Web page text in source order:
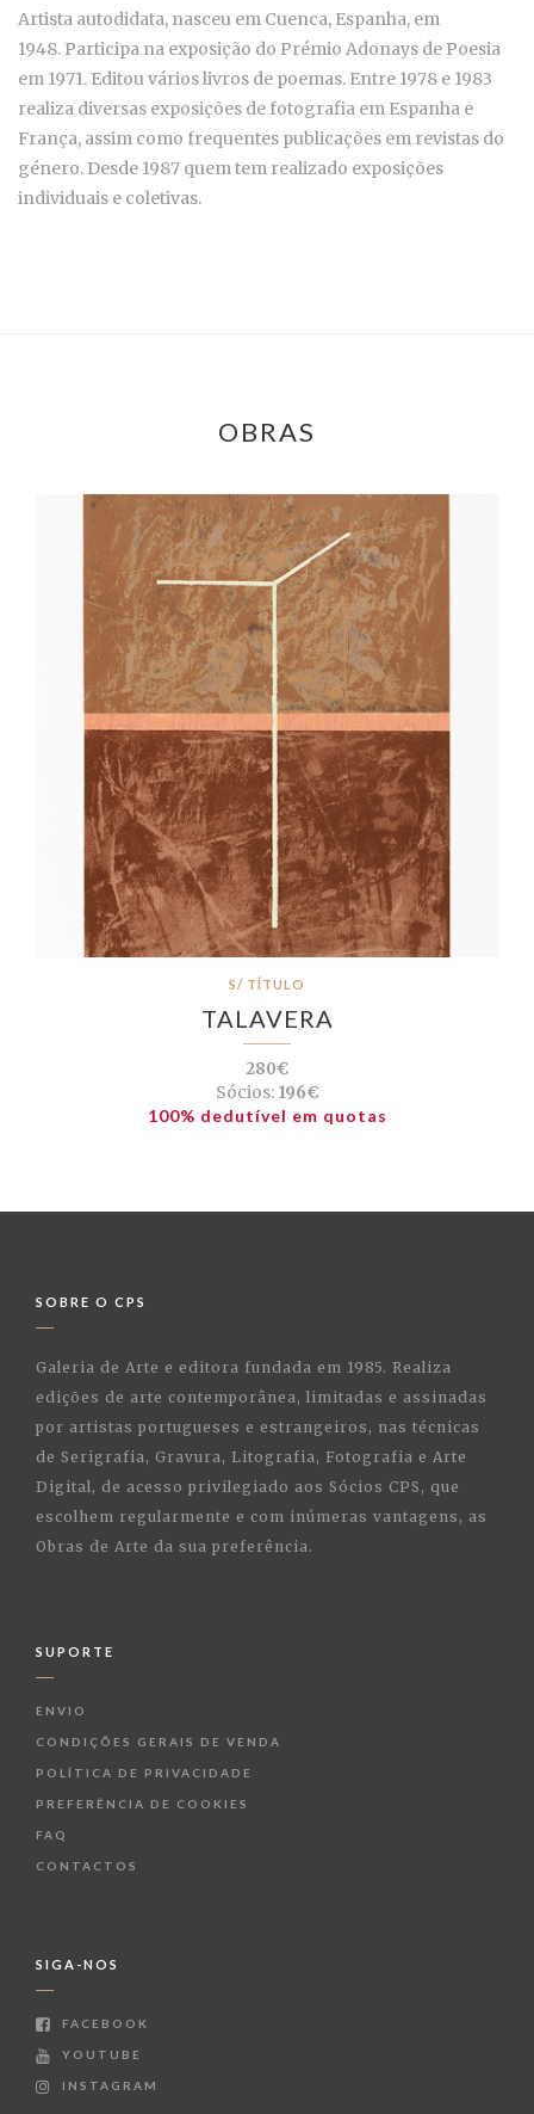
Artista autodidata, nasceu em Cuenca, Espanha, em
1948. Participa na exposição do Prémio Adonays de Poesia
em 1971. Editou vários livros de poemas. Entre 1978 e 1983
realiza diversas exposições de fotografia em Espanha e
França, assim como frequentes publicações em revistas do
género. Desde 1987 quem tem realizado exposições
individuais e coletivas.
OBRAS
S/ TÍTULO
TALAVERA
280€
Sócios:196€
100% dedutível em quotas
SOBRE O CPS
Galeria de Arte e editora fundada em 1985. Realiza
edições de arte contemporânea, limitadas e assinadas
por artistas portugueses e estrangeiros, nas técnicas
de Serigrafia, Gravura, Litografia, Fotografia e Arte
Digital, de acesso privilegiado aos Sócios CPS, que
escolhem regularmente e com inúmeras vantagens, as
Obras de Arte da sua preferência.
SUPORTE
ENVIO
CONDIÇÕES GERAIS DE VENDA
POLÍTICA DE PRIVACIDADE
PREFERÊNCIA DE COOKIES
FAQ
CONTACTOS
SIGA-NOS
FACEBOOK
YOUTUBE
INSTAGRAM